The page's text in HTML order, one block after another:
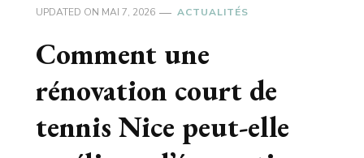
UPDATED ON MAI 7, 2026 ACTUALITÉS
Comment une
rénovation court de
tennis Nice peut-elle